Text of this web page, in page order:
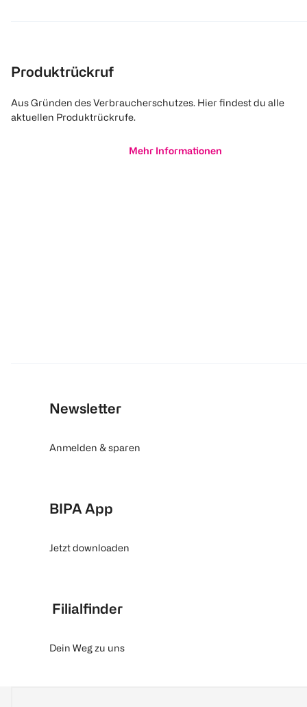
Produktrückruf
Aus Gründen des Verbraucherschutzes. Hier findest du alle
aktuellen Produktrückrufe.
Mehr Informationen
Newsletter
Anmelden & sparen
BIPA App
Jetzt downloaden
Filialfinder
Dein Weg zu uns